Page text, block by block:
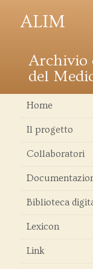
ALIM
Archivio
del
Home
Il progetto
Collaboratori
Biblioteca
Lexicon
Link